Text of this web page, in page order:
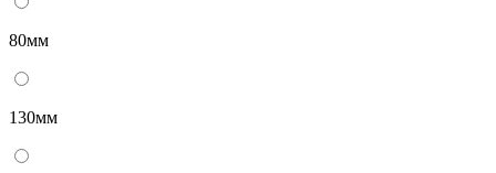
80мм
130мм